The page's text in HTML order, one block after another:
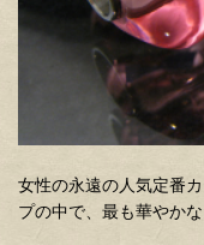
女性の永遠の人気定番
プの中で、最も華やかな